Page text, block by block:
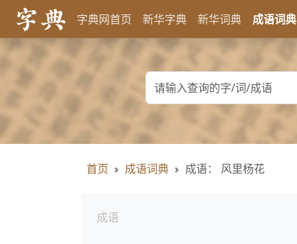
字典网首页 新华字典 新华词典 成语词典
首页 成语词典 成语： 风里杨花
成语